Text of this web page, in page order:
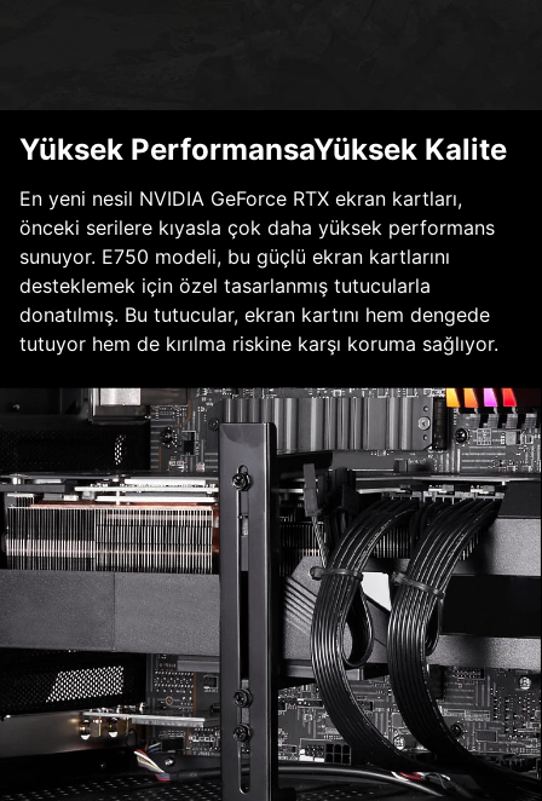
Yüksek PerformansaYüksek Kalite
En yeni nesil NVIDIA GeForce RTX ekran kartları,
önceki serilere kıyasla çok daha yüksek performans
sunuyor. E750 modeli, bu güçlü ekran kartlarını
desteklemek için özel tasarlanmış tutucularla
donatılmış. Bu tutucular, ekran kartını hem dengede
tutuyor hem de kırılma riskine karşı koruma sağlıyor.